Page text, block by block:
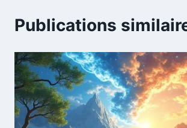
Publications